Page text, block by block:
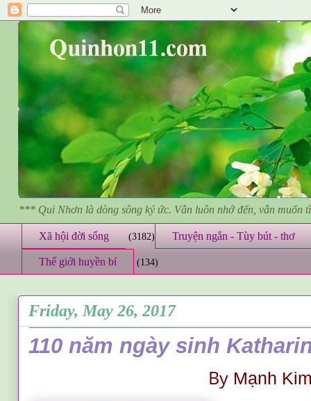
*** Qui Nhơn là dòng sông ký ức. Vẫn luôn nhớ đến, vẫn muốn
Xã hội đời sống (3182) Truyện ngắn - Tùy bút - thơ
Thế giới huyền bí (134)
Friday, May 26, 2017
110 năm ngày sinh
By Mạnh